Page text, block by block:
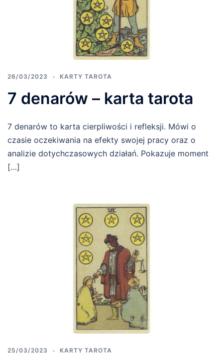
26/03/2023 KARTY TAROTA
7 denarów – karta tarota
7 denarów to karta cierpliwości i refleksji. Mówi o
czasie oczekiwania na efekty swojej pracy oraz o
analizie dotychczasowych działań. Pokazuje moment
[…]
25/03/2023 KARTY TAROTA